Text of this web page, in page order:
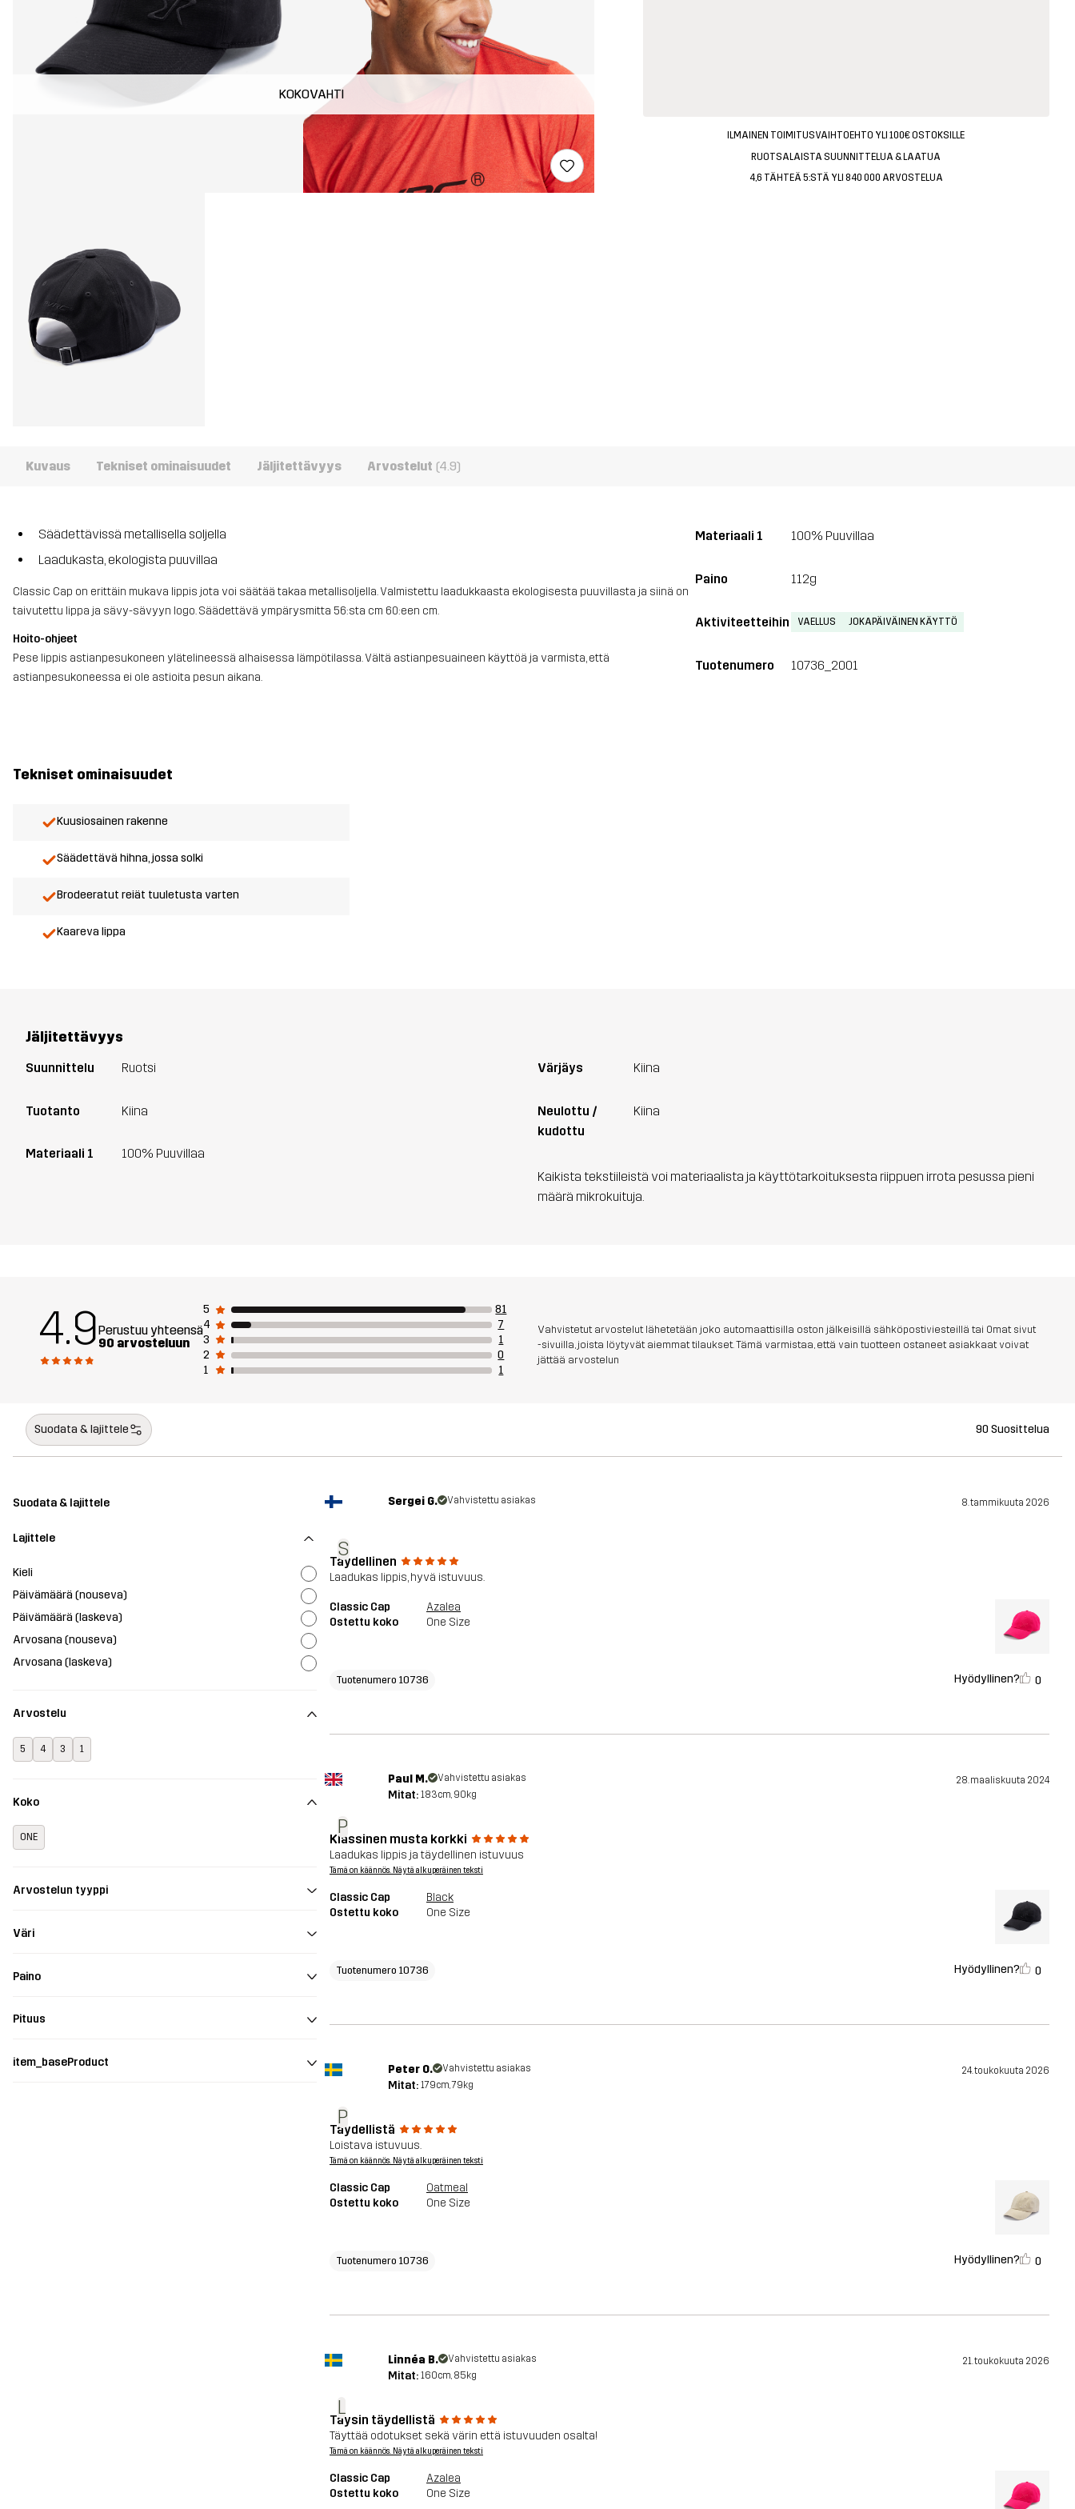
KOKOVAHTI
ILMAINEN TOIMITUSVAIHTOEHTO YLI 100€ OSTOKSILLE
RUOTSALAISTA SUUNNITTELUA & LAATUA
4,6 TÄHTEÄ 5:STÄ YLI 840 000 ARVOSTELUA
Kuvaus Tekniset ominaisuudet Jäljitettävyys Arvostelut (4.9)
Säädettävissä metallisella soljella
Laadukasta, ekologista puuvillaa
Classic Cap on erittäin mukava lippis jota voi säätää takaa metallisoljella. Valmistettu laadukkaasta ekologisesta puuvillasta ja siinä on
taivutettu lippa ja sävy-sävyyn logo. Säädettävä ympärysmitta 56:sta cm 60:een cm.
Hoito-ohjeet
Pese lippis astianpesukoneen ylätelineessä alhaisessa lämpötilassa. Vältä astianpesuaineen käyttöä ja varmista, että
astianpesukoneessa ei ole astioita pesun aikana.
Materiaali 1 100% Puuvillaa
Paino 112g
Aktiviteetteihin VAELLUS JOKAPÄIVÄINEN KÄYTTÖ
Tuotenumero 10736_2001
Tekniset ominaisuudet
Kuusiosainen rakenne
Säädettävä hihna, jossa solki
Brodeeratut reiät tuuletusta varten
Kaareva lippa
Jäljitettävyys
Suunnittelu Ruotsi
Tuotanto Kiina
Materiaali 1 100% Puuvillaa
Värjäys Kiina
Neulottu /
kudottu
Kiina
Kaikista tekstiileistä voi materiaalista ja käyttötarkoituksesta riippuen irrota pesussa pieni
määrä mikrokuituja.
4.9Perustuu yhteensä
90 arvosteluun
5
81
4
7
3
1
2
0
1
1
Vahvistetut arvostelut lähetetään joko automaattisilla oston jälkeisillä sähköpostiviesteillä tai Omat sivut
-sivuilla, joista löytyvät aiemmat tilaukset. Tämä varmistaa, että vain tuotteen ostaneet asiakkaat voivat
jättää arvostelun
Suodata & lajittele 90 Suosittelua
Suodata & lajittele
Lajittele
Kieli
Päivämäärä (nouseva)
Päivämäärä (laskeva)
Arvosana (nouseva)
Arvosana (laskeva)
Arvostelu
5 4 3 1
Koko
ONE
Arvostelun tyyppi
Väri
Paino
Pituus
item_baseProduct
S
Sergei G. Vahvistettu asiakas 8. tammikuuta 2026
Täydellinen
Laadukas lippis, hyvä istuvuus.
Classic Cap
Azalea
Ostettu koko
One Size
Tuotenumero 10736 Hyödyllinen? 0
P
Paul M. Vahvistettu asiakas 28. maaliskuuta 2024
Mitat: 183cm, 90kg
Klassinen musta korkki
Laadukas lippis ja täydellinen istuvuus
Tämä on käännös. Näytä alkuperäinen teksti
Classic Cap
Black
Ostettu koko
One Size
Tuotenumero 10736 Hyödyllinen? 0
P
Peter O. Vahvistettu asiakas 24. toukokuuta 2026
Mitat: 179cm, 79kg
Täydellistä
Loistava istuvuus.
Tämä on käännös. Näytä alkuperäinen teksti
Classic Cap
Oatmeal
Ostettu koko
One Size
Tuotenumero 10736 Hyödyllinen? 0
L
Linnéa B. Vahvistettu asiakas 21. toukokuuta 2026
Mitat: 160cm, 85kg
Täysin täydellistä
Täyttää odotukset sekä värin että istuvuuden osalta!
Tämä on käännös. Näytä alkuperäinen teksti
Classic Cap
Azalea
Ostettu koko
One Size